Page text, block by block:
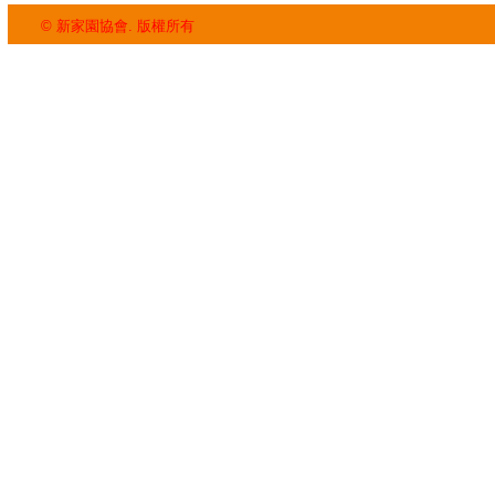
© 新家園協會. 版權所有